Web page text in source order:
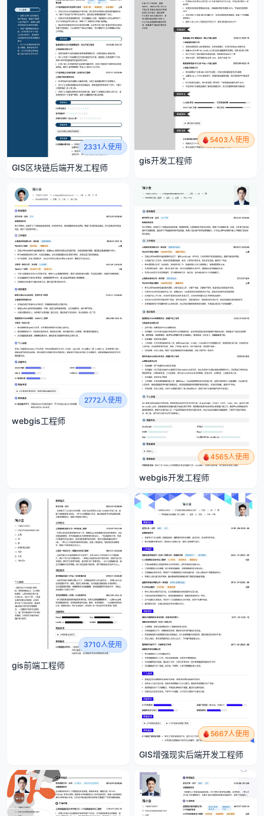
2331人使用
GIS区块链后端开发工程师
5403人使用
gis开发工程师
2772人使用
webgis工程师
4565人使用
webgis开发工程师
3710人使用
gis前端工程师
5667人使用
GIS增强现实后端开发工程师